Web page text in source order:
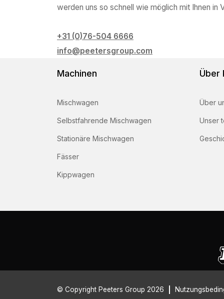
werden uns so schnell wie möglich mit Ihnen in
+31 (0)76-504 6666
info@peetersgroup.com
Machinen
Mischwagen
Selbstfahrende Mischwagen
Stationäre Mischwagen
Fässer
Kippwagen
Über
Über
Unser
© Copyright Peeters Group 2026